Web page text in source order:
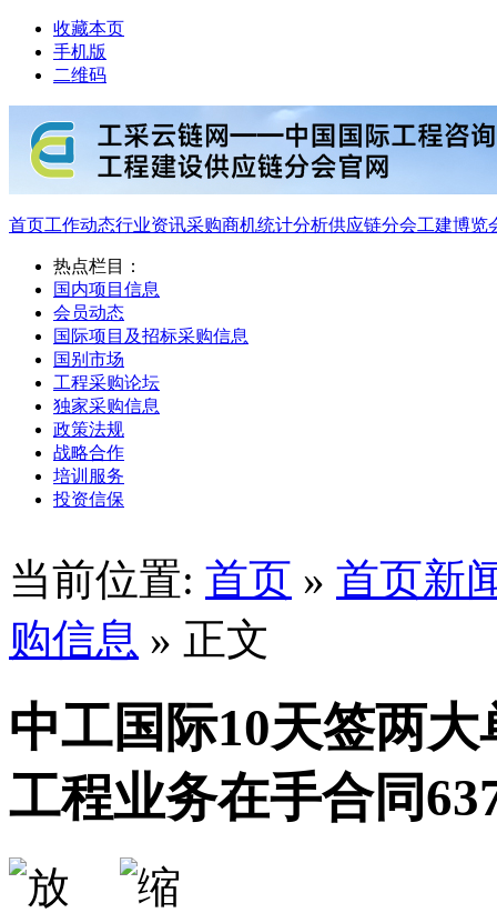
收藏本页
手机版
二维码
首页工作动态行业资讯采购商机统计分析供应链分会工建博览
热点栏目：
国内项目信息
会员动态
国际项目及招标采购信息
国别市场
工程采购论坛
独家采购信息
政策法规
战略合作
培训服务
投资信保
当前位置: 首页 » 首页新
购信息 » 正文
中工国际10天签两
工程业务在手合同